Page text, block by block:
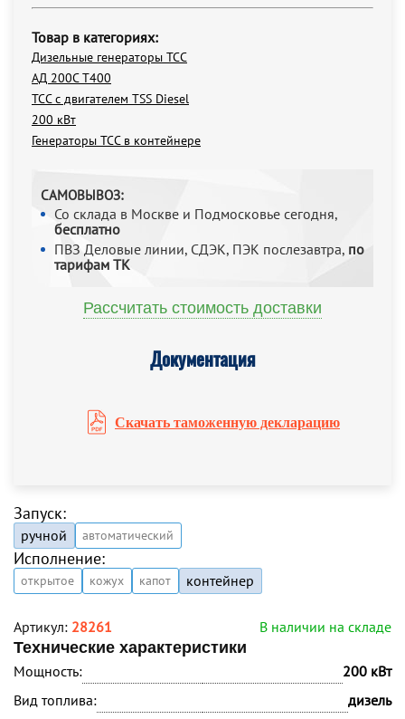
Товар в категориях:
Дизельные генераторы ТСС
АД 200С Т400
ТСС с двигателем TSS Diesel
200 кВт
Генераторы ТСС в контейнере
САМОВЫВОЗ:
Со склада в Москве и Подмосковье сегодня,
бесплатно
ПВЗ Деловые линии, СДЭК, ПЭК послезавтра, по
тарифам ТК
Рассчитать стоимость доставки
Документация
Скачать таможенную декларацию
Запуск:
ручной автоматический
Исполнение:
открытое кожух капот контейнер
Артикул: 28261
В наличии на складе
Технические характеристики
Мощность:
200 кВт
Вид топлива:
дизель